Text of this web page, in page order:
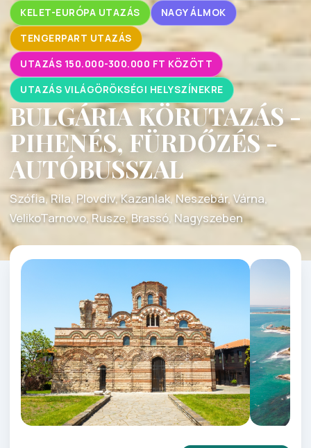
KELET-EURÓPA UTAZÁS NAGY ÁLMOK
TENGERPART UTAZÁS
UTAZÁS 150.000-300.000 FT KÖZÖTT
UTAZÁS VILÁGÖRÖKSÉGI HELYSZÍNEKRE
BULGÁRIA KÖRUTAZÁS -
PIHENÉS, FÜRDŐZÉS -
AUTÓBUSSZAL
Szófia, Rila, Plovdiv, Kazanlak, Neszebár, Várna,
VelikoTarnovo, Rusze, Brassó, Nagyszeben